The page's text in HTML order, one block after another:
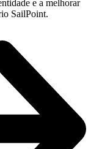
e a melhorar
SailPoint.